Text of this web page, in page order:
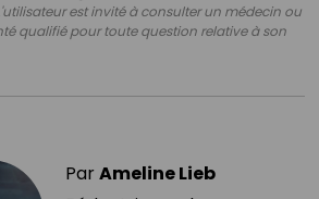
est invité à consulter un médecin ou
qualifié pour toute question relative à son
ParAmeline Lieb